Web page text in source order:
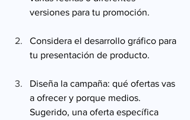
versiones para tu promoción.
Considera el desarrollo gráfico para
tu presentación de producto.
Diseña la campaña: qué ofertas vas
a ofrecer y porque medios.
Sugerido, una oferta específica